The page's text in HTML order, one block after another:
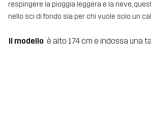
respingere la pioggia leggera e la neve,
nello sci di fondo sia per chi vuole solo un
Il modello è alto 174 cm e indossa una